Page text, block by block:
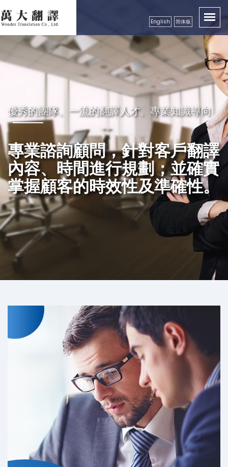
English 简体板
優秀的團隊、一流的翻譯人才、專業知識導向
專業諮詢顧問，針對客戶翻譯
內容、時間進行規劃；並確實
掌握顧客的時效性及準確性。
卓越品質服務顧客，創造出翻譯真實價值性
精益求精，配合市場需求，秉
持更好的服務理念，以真誠、
專業級高效率的服務品質回饋
更多的顧客
秉持成功的企業要領，永續經營
良好的服務及翻譯品質保證，
獲得各公、民營機構、工商團
體，學校等認可